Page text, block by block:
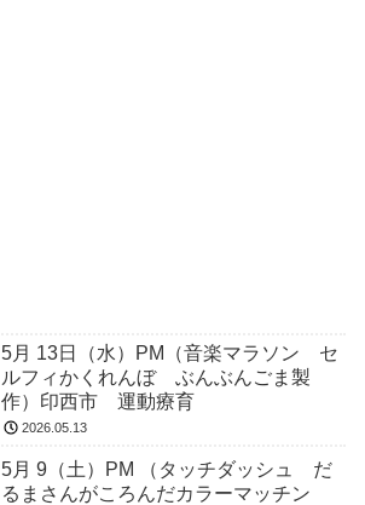
5月 13日（水）PM（音楽マラソン セ
ルフィかくれんぼ ぶんぶんごま製
作）印西市 運動療育
2026.05.13
5月 9（土）PM （タッチダッシュ だ
るまさんがころんだカラーマッチン